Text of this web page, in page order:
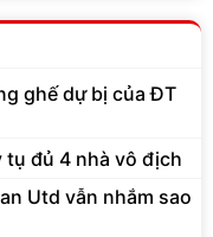
ghế dự bị của ĐT
tụ đủ 4 nhà vô địch
Utd vẫn nhắm sao